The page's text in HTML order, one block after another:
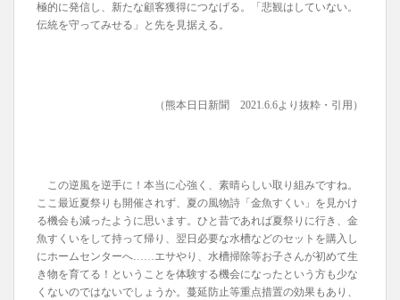
極的に発信し、新たな顧客獲得につなげる。「悲観はしていない。
伝統を守ってみせる」と先を見据える。
（熊本日日新聞 2021.6.6より抜粋・引用）
この逆風を逆手に！本当に心強く、素晴らしい取り組みですね。
ここ最近夏祭りも開催されず、夏の風物詩「金魚すくい」を見かけ
る機会も減ったように思います。ひと昔であれば夏祭りに行き、金
魚すくいをして持って帰り、翌日必要な水槽などのセットを購入し
にホームセンターへ……エサやり、水槽掃除等お子さんが初めて生
き物を育てる！ということを体験する機会になったという方も少な
くないのではないでしょうか。蔓延防止等重点措置の効果もあり、